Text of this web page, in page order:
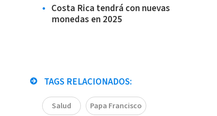
Costa Rica tendrá con nuevas
monedas en 2025
TAGS RELACIONADOS:
Salud Papa Francisco